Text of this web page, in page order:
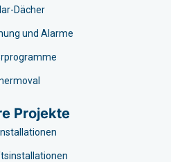
Dächer
und Alarme
Projekte